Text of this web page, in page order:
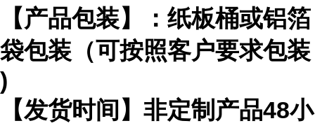
【产品包装】：纸板桶或铝箔
袋包装（可按照客户要求包装
)
【发货时间】非定制产品48小